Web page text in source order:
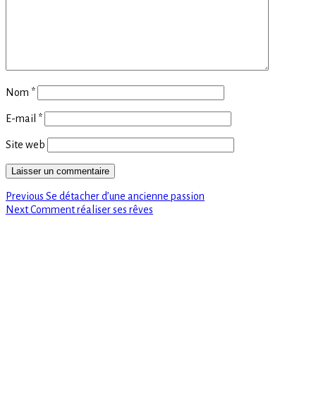
Nom *
E-mail *
Site web
Navigation
de
Previous Previous
post:
Se détacher d’une ancienne passion
NextNext
Comment réaliser ses rêves